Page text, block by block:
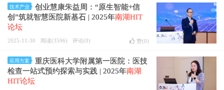
技术产业
创业慧康朱益周：“原生智能+信
创”筑就智慧医院新基石 | 2025年南湖HIT
论坛
2025-11-30 阅读(3596) 评论(0) 赞(0)
应用方案
重庆医科大学附属第一医院：医技
检查一站式预约探索与实践 | 2025年南湖
HIT论坛